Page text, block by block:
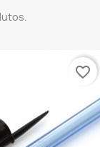
favorite_border